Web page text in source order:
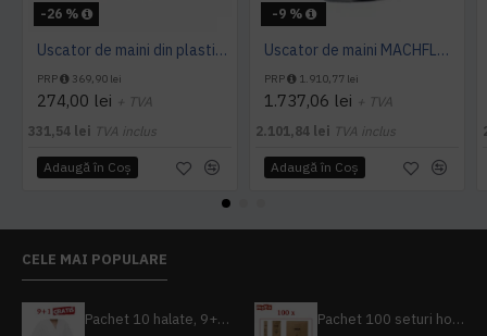
-26 %
Uscator de maini din plastic 1400 W AQAS
PRP 369,90 lei
274,00 lei + TVA
331,54 lei TVA inclus
Adaugă în Coş
-9 %
Uscator de maini MACHFLOW, gama Eco, actionare cu senzor, Mediclinics
PRP 1.910,77 lei
1.737,06 lei + TVA
2.101,84 lei TVA inclus
Adaugă în Coş
CELE MAI POPULARE
Pachet 10 halate, 9+1 gratuit Pachet 100 seturi hoteliere, set dentar, set barbierit, casca de dus, pila unghii, set cusut